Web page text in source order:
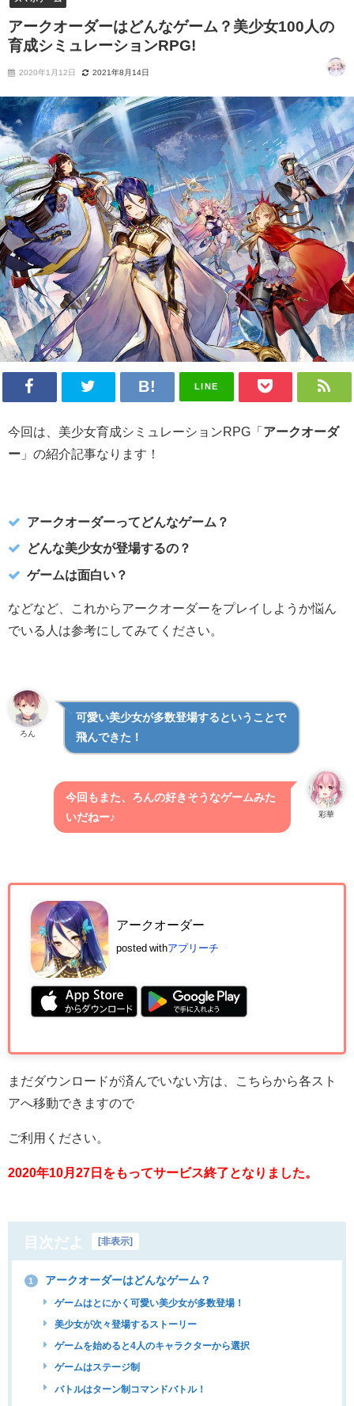
アークオーダーはどんなゲーム？美少女100人の
育成シミュレーションRPG!
2020年1月12日 2021年8月14日
LINE
今回は、美少女育成シミュレーションRPG「 アークオーダ
ー 」の紹介記事なります！
アークオーダーってどんなゲーム？
どんな美少女が登場するの？
ゲームは面白い？
などなど、これからアークオーダーをプレイしようか悩ん
でいる人は参考にしてみてください。
ろん
可愛い美少女が多数登場するということで
飛んできた！
彩華
今回もまた、ろんの好きそうなゲームみた
いだねー♪
アークオーダー
posted withアプリーチ
まだダウンロードが済んでいない方は、こちらから各スト
アへ移動できますので
ご利用ください。
2020年10月27日をもってサービス終了となりました。
目次だよ [非表示]
1 アークオーダーはどんなゲーム？
ゲームはとにかく可愛い美少女が多数登場！
美少女が次々登場するストーリー
ゲームを始めると4人のキャラクターから選択
ゲームはステージ制
バトルはターン制コマンドバトル！